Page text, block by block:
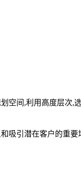
间,利用高度层次,
吸引潜在客户的